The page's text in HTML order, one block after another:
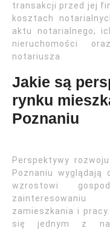
transakcji przed jej
kosztach
aktu notarialnego;
nieruchomości
notariusza.
Jakie są
rynku
Poznaniu
Perspektywy
Poznaniu wyglądają
wzrostowi
zamieszkania i
się jednym z